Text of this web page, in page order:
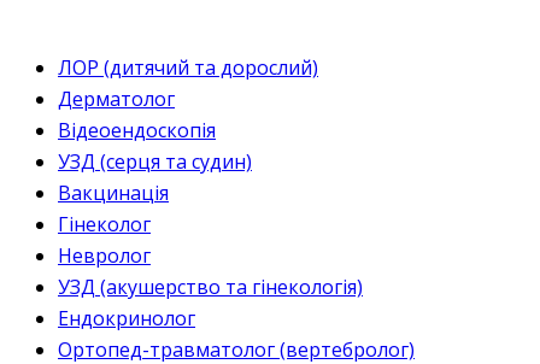
ЛОР (дитячий та дорослий)
Дерматолог
Відеоендоскопія
УЗД (серця та судин)
Вакцинація
Гінеколог
Невролог
УЗД (акушерство та гінекологія)
Ендокринолог
Ортопед-травматолог (вертебролог)